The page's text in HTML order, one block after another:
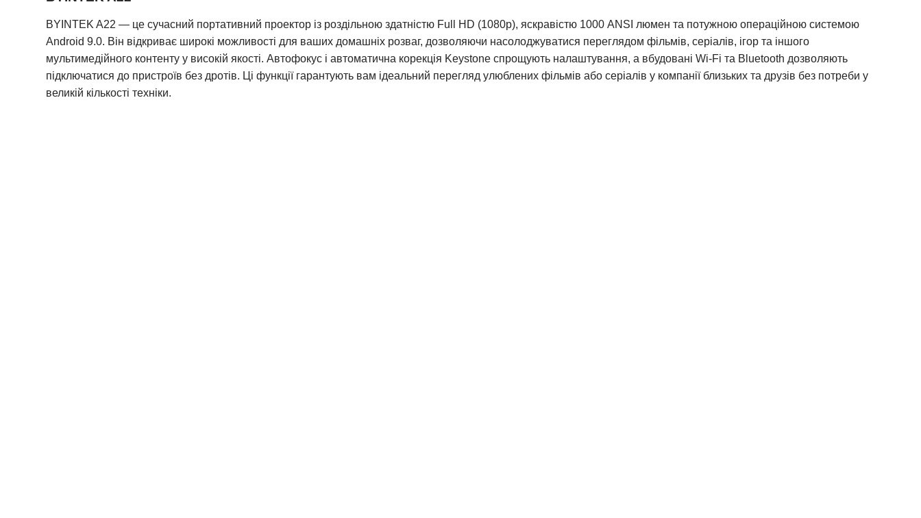
BYINTEK A22 — це сучасний портативний проектор із роздільною здатністю Full HD (1080p), яскравістю 1000 ANSI люмен та потужною операційною системою
Android 9.0. Він відкриває широкі можливості для ваших домашніх розваг, дозволяючи насолоджуватися переглядом фільмів, серіалів, ігор та іншого
мультимедійного контенту у високій якості. Автофокус і автоматична корекція Keystone спрощують налаштування, а вбудовані Wi-Fi та Bluetooth дозволяють
підключатися до пристроїв без дротів. Ці функції гарантують вам ідеальний перегляд улюблених фільмів або серіалів у компанії близьких та друзів без потреби у
великій кількості техніки.